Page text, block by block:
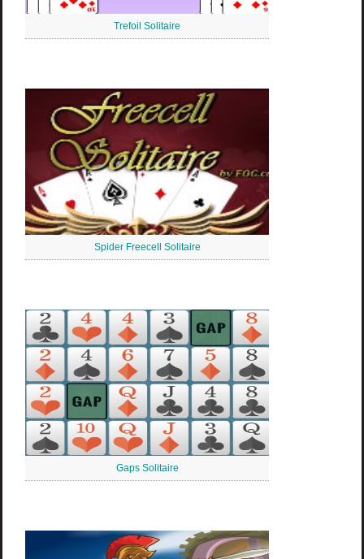
Trefoil Solitaire
Spider Freecell Solitaire
Gaps Solitaire